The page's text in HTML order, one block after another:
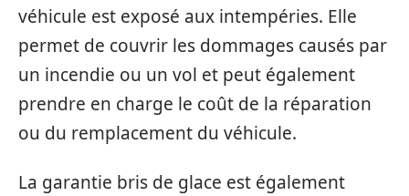
véhicule est exposé aux intempéries. Elle
permet de couvrir les dommages causés par
un incendie ou un vol et peut également
prendre en charge le coût de la réparation
ou du remplacement du véhicule.
La garantie bris de glace est également